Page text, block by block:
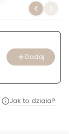
Dodaj
Jak to dziala?